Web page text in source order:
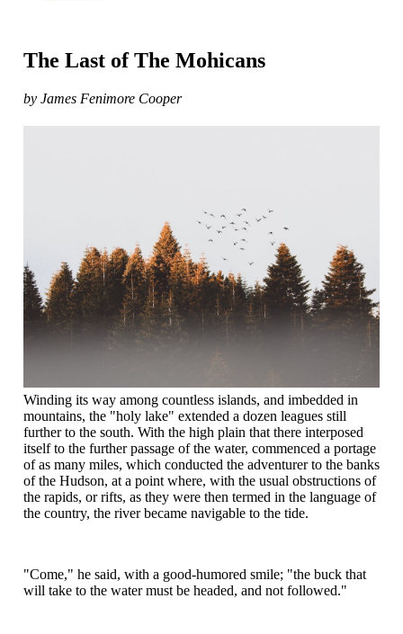
The Last of The Mohicans
by James Fenimore Cooper
Winding its way among countless islands, and imbedded in
mountains, the "holy lake" extended a dozen leagues still
further to the south. With the high plain that there interposed
itself to the further passage of the water, commenced a portage
of as many miles, which conducted the adventurer to the banks
of the Hudson, at a point where, with the usual obstructions of
the rapids, or rifts, as they were then termed in the language of
the country, the river became navigable to the tide.
"Come," he said, with a good-humored smile; "the buck that
will take to the water must be headed, and not followed."